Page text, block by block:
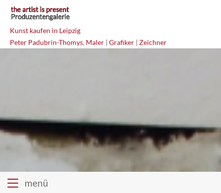
Kunst kaufen in Leipzig
Peter Padubrin-Thomys, Maler | Grafiker | Zeichner
menü